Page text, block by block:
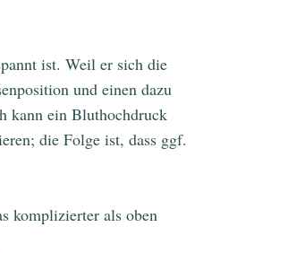
ist. Weil er sich die
und einen dazu
kann ein Bluthochdruck
die Folge ist, dass ggf.
komplizierter als oben